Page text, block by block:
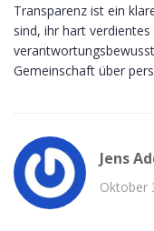
Transparenz ist ein
sind, ihr hart verdientes
Gemeinschaft über
Jens
Oktober